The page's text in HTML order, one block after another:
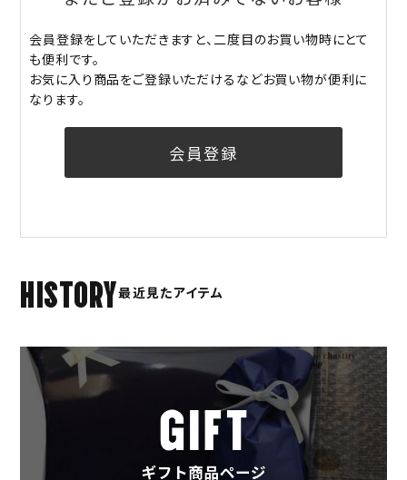
会員登録をしていただきますと、二度目のお買い物時にとて
も便利です。
お気に入り商品をご登録いただけるなどお買い物が便利に
なります。
会員登録
HISTORY最近見たアイテム